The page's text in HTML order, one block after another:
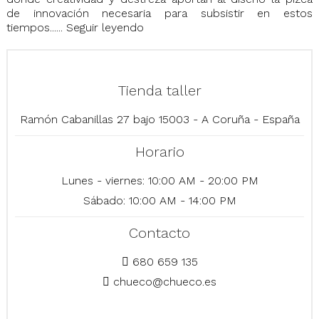
de innovación necesaria para subsistir en estos
tiempos...... Seguir leyendo
Tienda taller
Ramón Cabanillas 27 bajo 15003 - A Coruña - España
Horario
Lunes - viernes: 10:00 AM - 20:00 PM
Sábado: 10:00 AM - 14:00 PM
Contacto
680 659 135
chueco@chueco.es